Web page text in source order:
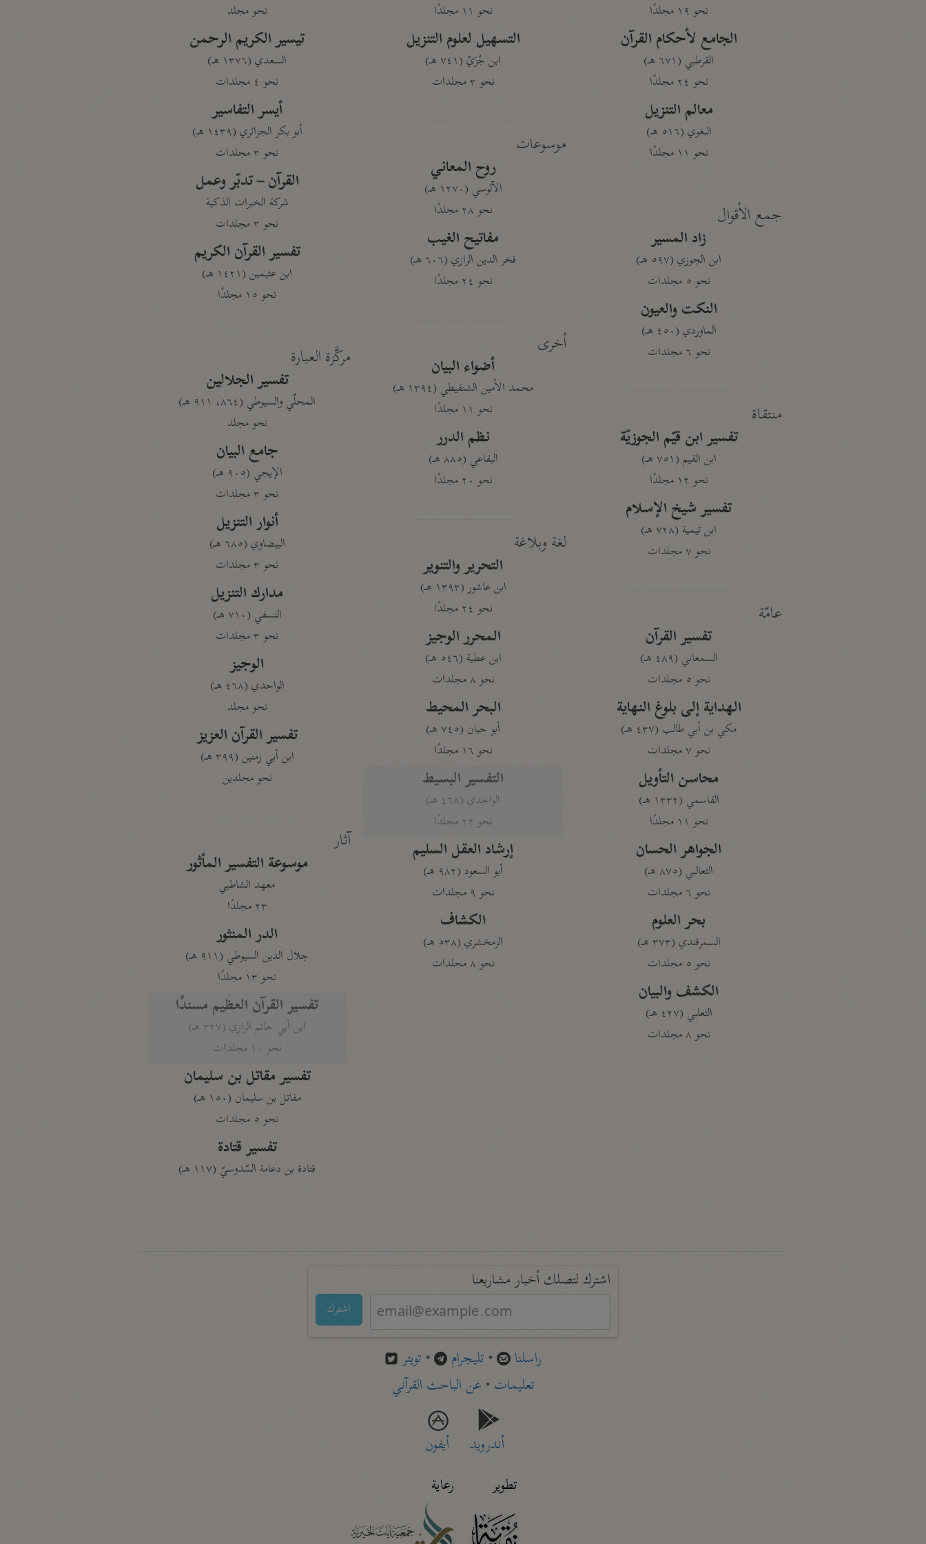
نحو ١٩ مجلدًا
الجامع لأحكام القرآن
القرطبي (٦٧١ هـ)
نحو ٢٤ مجلدًا
معالم التنزيل
البغوي (٥١٦ هـ)
نحو ١١ مجلدًا
جمع الأقوال
زاد المسير
ابن الجوزي (٥٩٧ هـ)
نحو ٥ مجلدات
النكت والعيون
الماوردي (٤٥٠ هـ)
نحو ٦ مجلدات
منتقاة
تفسير ابن قيّم الجوزيّة
ابن القيم (٧٥١ هـ)
نحو ١٢ مجلدًا
تفسير شيخ الإسلام
ابن تيمية (٧٢٨ هـ)
نحو ٧ مجلدات
عامّة
تفسير القرآن
السمعاني (٤٨٩ هـ)
نحو ٥ مجلدات
الهداية إلى بلوغ النهاية
مكي بن أبي طالب (٤٣٧ هـ)
نحو ٧ مجلدات
محاسن التأويل
القاسمي (١٣٣٢ هـ)
نحو ١١ مجلدًا
الجواهر الحسان
الثعالبي (٨٧٥ هـ)
نحو ٦ مجلدات
بحر العلوم
السمرقندي (٣٧٣ هـ)
نحو ٥ مجلدات
الكشف والبيان
الثعلبي (٤٢٧ هـ)
نحو ٨ مجلدات
نحو ١١ مجلدًا
التسهيل لعلوم التنزيل
ابن جُزَيّ (٧٤١ هـ)
نحو ٣ مجلدات
موسوعات
روح المعاني
الآلوسي (١٢٧٠ هـ)
نحو ٢٨ مجلدًا
مفاتيح الغيب
فخر الدين الرازي (٦٠٦ هـ)
نحو ٢٤ مجلدًا
أخرى
أضواء البيان
محمد الأمين الشنقيطي (١٣٩٤ هـ)
نحو ١١ مجلدًا
نظم الدرر
البقاعي (٨٨٥ هـ)
نحو ٢٠ مجلدًا
لغة وبلاغة
التحرير والتنوير
ابن عاشور (١٣٩٣ هـ)
نحو ٢٤ مجلدًا
المحرر الوجيز
ابن عطية (٥٤٦ هـ)
نحو ٨ مجلدات
البحر المحيط
أبو حيان (٧٤٥ هـ)
نحو ١٦ مجلدًا
التفسير البسيط
الواحدي (٤٦٨ هـ)
نحو ٢٢ مجلدًا
إرشاد العقل السليم
أبو السعود (٩٨٢ هـ)
نحو ٩ مجلدات
الكشاف
الزمخشري (٥٣٨ هـ)
نحو ٨ مجلدات
نحو مجلد
تيسير الكريم الرحمن
السعدي (١٣٧٦ هـ)
نحو ٤ مجلدات
أيسر التفاسير
أبو بكر الجزائري (١٤٣٩ هـ)
نحو ٣ مجلدات
القرآن – تدبّر وعمل
شركة الخبرات الذكية
نحو ٣ مجلدات
تفسير القرآن الكريم
ابن عثيمين (١٤٢١ هـ)
نحو ١٥ مجلدًا
مركَّزة العبارة
تفسير الجلالين
المحلّي والسيوطي (٨٦٤، ٩١١ هـ)
نحو مجلد
جامع البيان
الإيجي (٩٠٥ هـ)
نحو ٣ مجلدات
أنوار التنزيل
البيضاوي (٦٨٥ هـ)
نحو ٣ مجلدات
مدارك التنزيل
النسفي (٧١٠ هـ)
نحو ٣ مجلدات
الوجيز
الواحدي (٤٦٨ هـ)
نحو مجلد
تفسير القرآن العزيز
ابن أبي زمنين (٣٩٩ هـ)
نحو مجلدين
آثار
موسوعة التفسير المأثور
معهد الشاطبي
٢٣ مجلدًا
الدر المنثور
جلال الدين السيوطي (٩١١ هـ)
نحو ١٣ مجلدًا
تفسير القرآن العظيم مسندًا
ابن أبي حاتم الرازي (٣٢٧ هـ)
نحو ١٠ مجلدات
تفسير مقاتل بن سليمان
مقاتل بن سليمان (١٥٠ هـ)
نحو ٥ مجلدات
تفسير قتادة
قتادة بن دعامة السّدوسيّ (١١٧ هـ)
اشترك لتصلك أخبار مشاريعنا
اشترك
راسلنا • تليجرام • تويتر
تعليمات• عن الباحث القرآني
أندرويد
أيفون
تطوير
رعاية